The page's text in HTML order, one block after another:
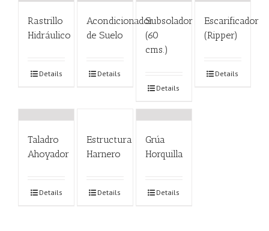
Rastrillo
Hidráulico
Details
Acondicionador
de Suelo
Details
Subsolador
(60
cms.)
Details
Escarificador
(Ripper)
Details
Taladro
Ahoyador
Details
Estructura
Harnero
Details
Grúa
Horquilla
Details